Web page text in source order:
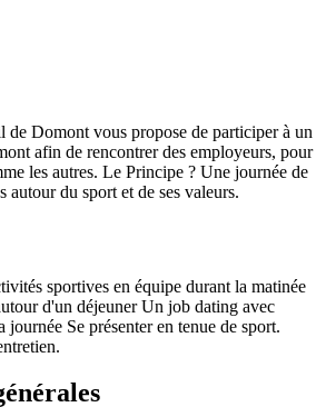
de Domont vous propose de participer à un
afin de rencontrer des employeurs, pour
les autres. Le Principe ? Une journée de
autour du sport et de ses valeurs.
sportives en équipe durant la matinée
d'un déjeuner Un job dating avec
Se présenter en tenue de sport.